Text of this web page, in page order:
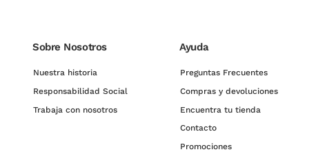
Sobre Nosotros
Nuestra historia
Responsabilidad Social
Trabaja con nosotros
Ayuda
Preguntas Frecuentes
Compras y devoluciones
Encuentra tu tienda
Contacto
Promociones